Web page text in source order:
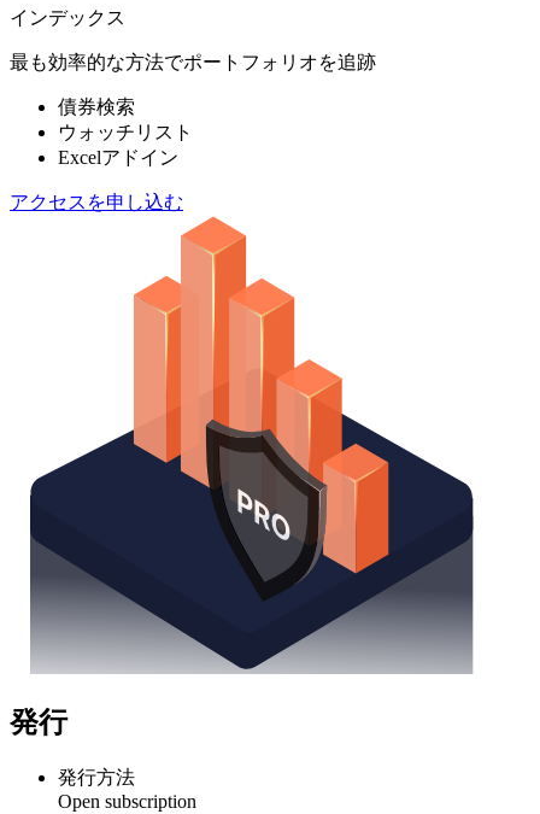
インデックス
最も効率的な方法でポートフォリオを追跡
債券検索
ウォッチリスト
Excelアドイン
アクセスを申し込む
発行
発行方法
Open subscription